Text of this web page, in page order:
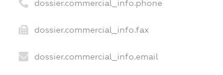
dossier.commercial_info.phone
dossier.commercial_info.fax
dossier.commercial_info.email